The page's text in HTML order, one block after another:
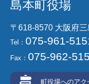
島本町役場
〒618-8570 大阪府
Tel： 075-961-
Fax： 075-962-
町役場へのアク